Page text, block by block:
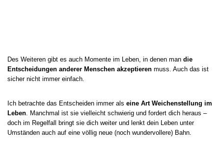
Des Weiteren gibt es auch Momente im Leben, in denen man die
Entscheidungen anderer Menschen akzeptieren muss. Auch das ist
sicher nicht immer einfach.
Ich betrachte das Entscheiden immer als eine Art Weichenstellung im
Leben. Manchmal ist sie vielleicht schwierig und fordert dich heraus –
doch im Regelfall bringt sie dich weiter und lenkt dein Leben unter
Umständen auch auf eine völlig neue (noch wundervollere) Bahn.